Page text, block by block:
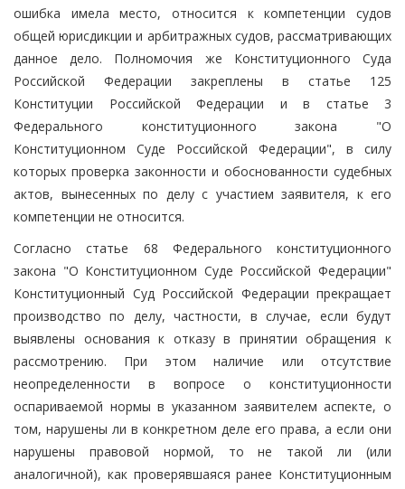
ошибка имела место, относится к компетенции судов
общей юрисдикции и арбитражных судов, рассматривающих
данное дело. Полномочия же Конституционного Суда
Российской Федерации закреплены в статье 125
Конституции Российской Федерации и в статье 3
Федерального конституционного закона "О
Конституционном Суде Российской Федерации", в силу
которых проверка законности и обоснованности судебных
актов, вынесенных по делу с участием заявителя, к его
компетенции не относится.
Согласно статье 68 Федерального конституционного
закона "О Конституционном Суде Российской Федерации"
Конституционный Суд Российской Федерации прекращает
производство по делу, частности, в случае, если будут
выявлены основания к отказу в принятии обращения к
рассмотрению. При этом наличие или отсутствие
неопределенности в вопросе о конституционности
оспариваемой нормы в указанном заявителем аспекте, о
том, нарушены ли в конкретном деле его права, а если они
нарушены правовой нормой, то не такой ли (или
аналогичной), как проверявшаяся ранее Конституционным